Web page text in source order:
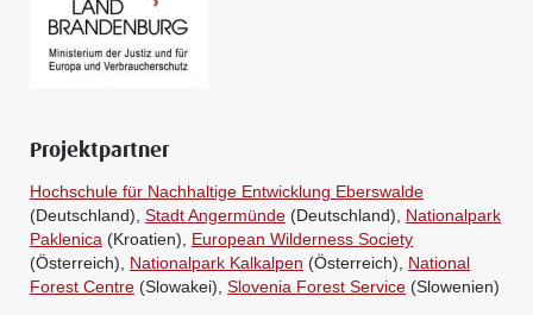
Projektpartner
Hochschule für Nachhaltige Entwicklung Eberswalde
(Deutschland), Stadt Angermünde (Deutschland), Nationalpark
Paklenica (Kroatien), European Wilderness Society
(Österreich), Nationalpark Kalkalpen (Österreich), National
Forest Centre (Slowakei), Slovenia Forest Service (Slowenien)